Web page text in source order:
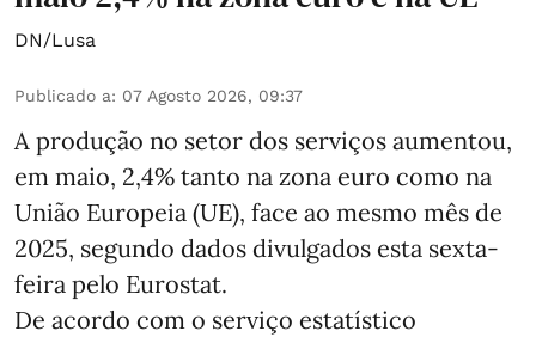
DN/Lusa
Publicado a: 07 Agosto 2026, 09:37
A produção no setor dos serviços aumentou,
em maio, 2,4% tanto na zona euro como na
União Europeia (UE), face ao mesmo mês de
2025, segundo dados divulgados esta sexta-
feira pelo Eurostat.
De acordo com o serviço estatístico